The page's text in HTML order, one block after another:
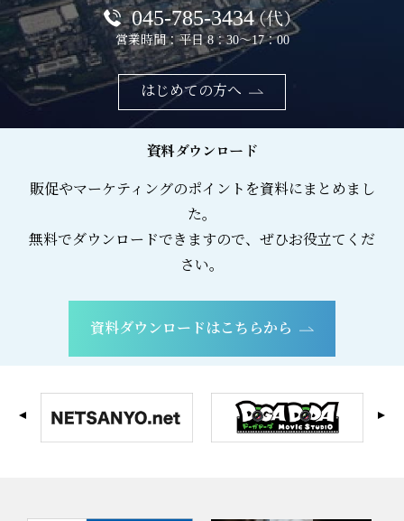
045-785-3434（代）
営業時間：平日 8：30～17：00
はじめての方へ
資料ダウンロード
販促やマーケティングのポイントを資料にまとめまし
た。
無料でダウンロードできますので、ぜひお役立てくだ
さい。
資料ダウンロードはこちらから